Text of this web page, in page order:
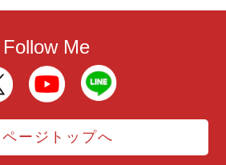
Follow Me
ページトップへ